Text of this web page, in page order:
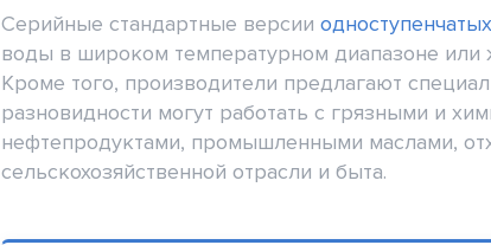
Серийные стандартные версии
воды в широком температурном диапазоне или
Кроме того, производители предлагают
разновидности могут работать с грязными и
нефтепродуктами, промышленными маслами,
сельскохозяйственной отрасли и быта.